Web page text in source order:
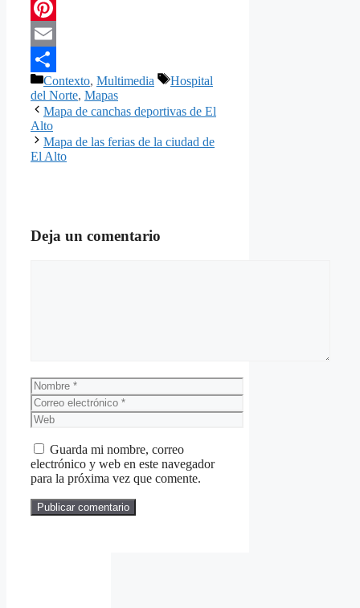
Telegram
Pinterest
Email
Compartir
Categorías
Contexto, Multimedia Etiquetas
Hospital
del Norte, Mapas
Mapa de canchas deportivas de El
Alto
Mapa de las ferias de la ciudad de
El Alto
Deja un comentario
Nombre
Correo
electrónico
Web
Guarda mi nombre, correo
electrónico y web en este navegador
para la próxima vez que comente.